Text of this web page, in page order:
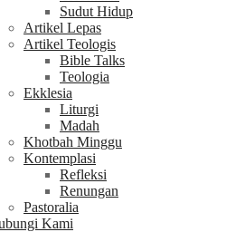
Sudut Hidup
Artikel Lepas
Artikel Teologis
Bible Talks
Teologia
Ekklesia
Liturgi
Madah
Khotbah Minggu
Kontemplasi
Refleksi
Renungan
Pastoralia
Kami